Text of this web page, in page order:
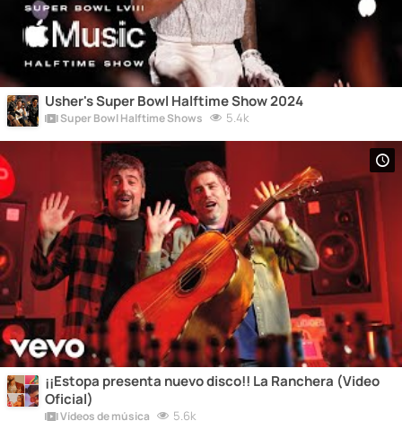
Usher's Super Bowl Halftime Show 2024
Super Bowl Halftime Shows 5.4k
¡¡Estopa presenta nuevo disco!! La Ranchera (Video
Oficial)
Vídeos de música 5.6k